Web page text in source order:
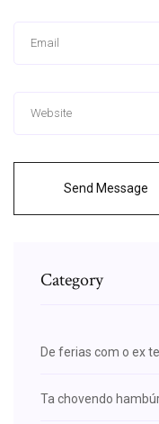
Send Message
Category
De ferias com o ex
Ta chovendo